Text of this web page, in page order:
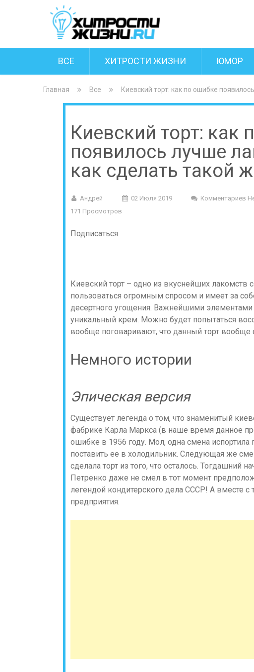
ВСЕ ХИТРОСТИ ЖИЗНИ ЮМОР
Главная Все Киевский торт: как по ошибке
Киевский торт: как
появилось лучше
как сделать такой
Андрей 02 Июля 2019
Комментариев
171 Просмотров
Подписаться
Киевский торт – одно из вкуснейших лакомств
пользоваться огромным спросом и имеет за
десертного угощения. Важнейшими элементами
уникальный крем. Можно будет попытаться
вообще поговаривают, что данный торт вообще
Немного истории
Эпическая версия
Существует легенда о том, что знаменитый
фабрике Карла Маркса (в наше время данное
ошибке в 1956 году. Мол, одна смена испортила
поставить ее в холодильник. Следующая же
сделала торт из того, что осталось. Тогдашний
Петренко даже не смел в тот момент
легендой кондитерского дела СССР! А вместе
предприятия.